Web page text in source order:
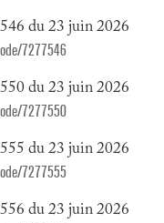
du 23 juin 2026
7277546
du 23 juin 2026
7277550
du 23 juin 2026
7277555
du 23 juin 2026